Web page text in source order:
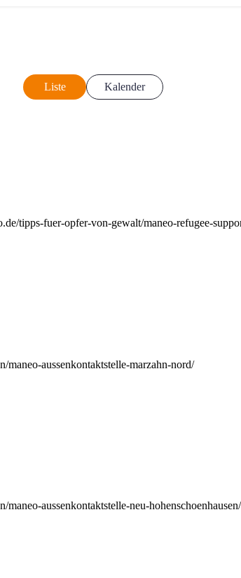
Liste Kalender
tipps-fuer-opfer-von-gewalt/maneo-refugee-
maneo-aussenkontaktstelle-marzahn-nord/
aussenkontaktstelle-neu-hohenschoenhausen/